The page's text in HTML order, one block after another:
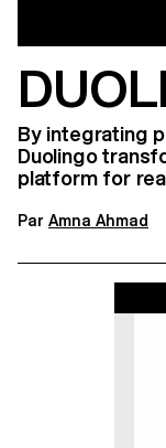
By integrating
Duolingo
platform for
Par Amna Ahmad